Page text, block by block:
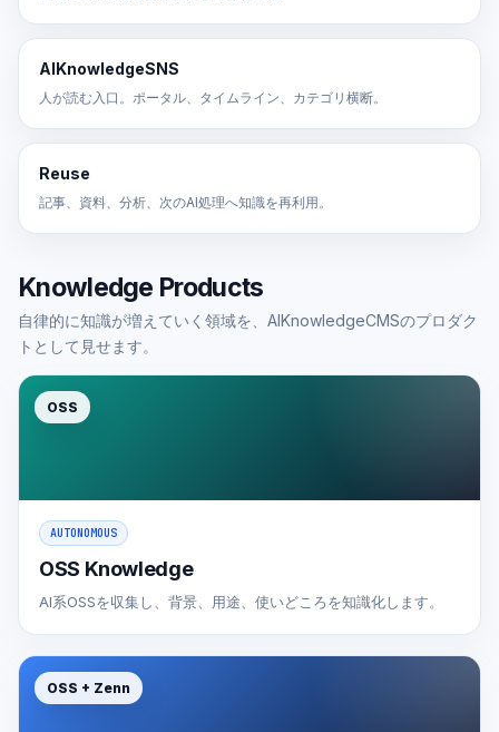
AIKnowledgeSNS
人が読む入口。ポータル、タイムライン、カテゴリ横断。
Reuse
記事、資料、分析、次のAI処理へ知識を再利用。
Knowledge Products
自律的に知識が増えていく領域を、AIKnowledgeCMSのプロダク
トとして見せます。
OSS
AUTONOMOUS
OSS Knowledge
AI系OSSを収集し、背景、用途、使いどころを知識化します。
OSS + Zenn